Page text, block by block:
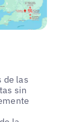
de las
sin